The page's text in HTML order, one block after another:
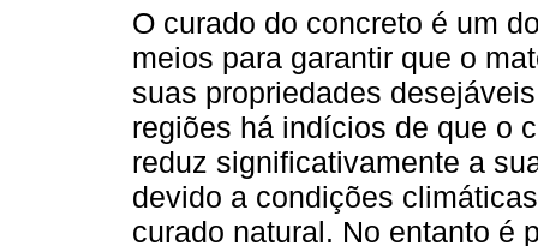
O curado do concreto é um
meios para garantir que o
suas propriedades
regiões há indícios de que o
reduz significativamente a
devido a condições
curado natural. No entanto é